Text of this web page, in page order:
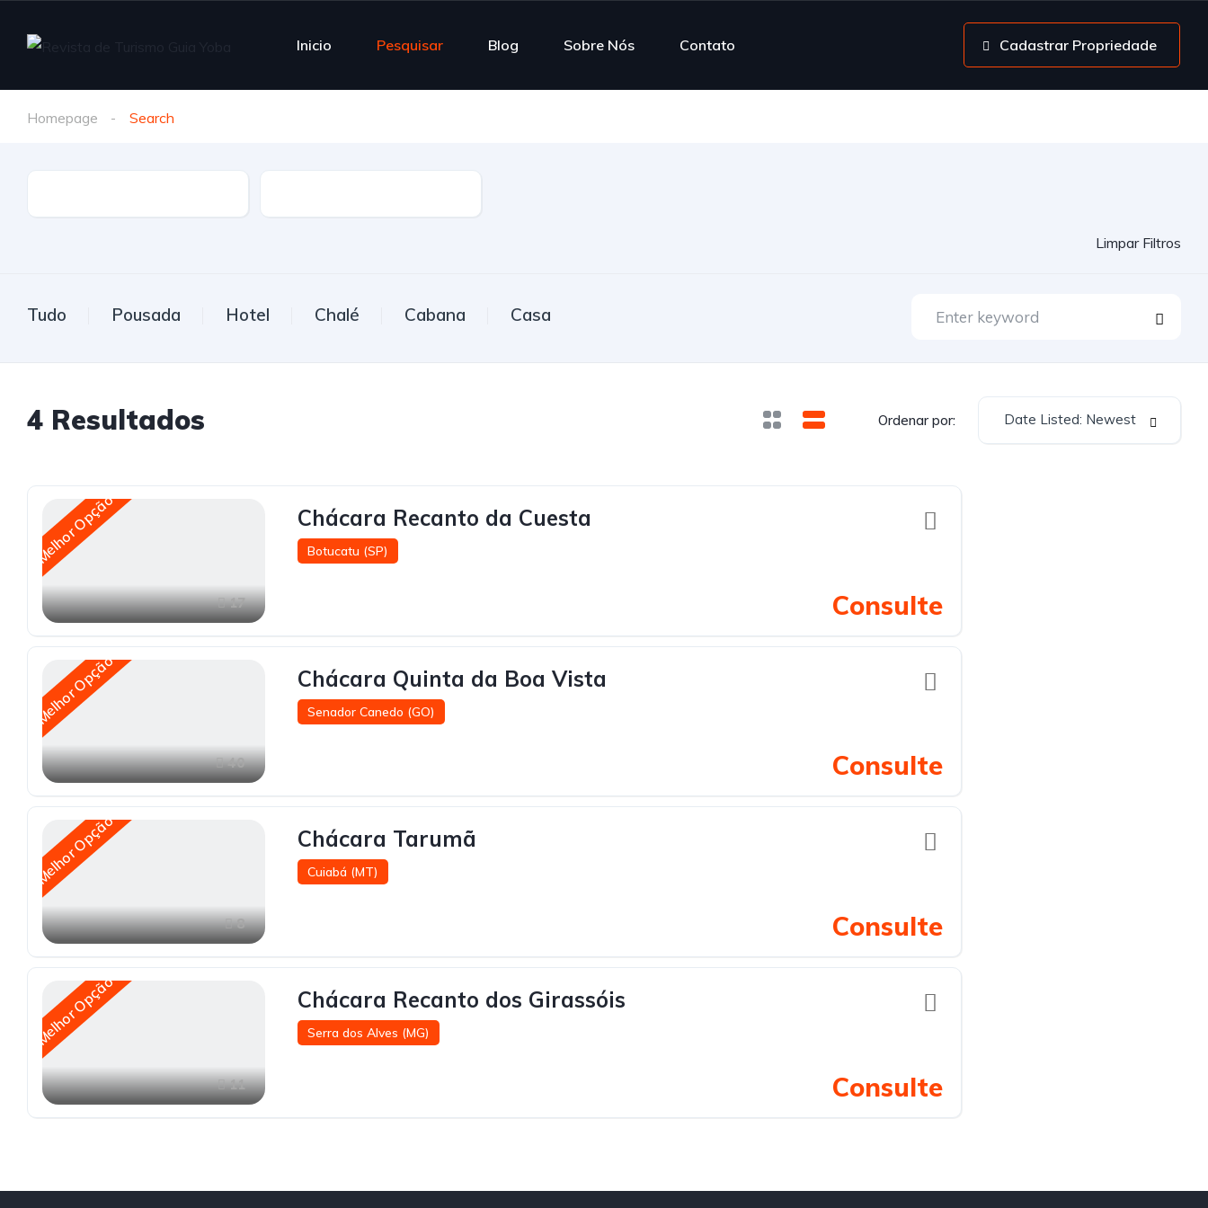
Inicio Pesquisar Blog Sobre Nós Contato Cadastrar Propriedade
Homepage Search
Limpar Filtros
Tudo Pousada Hotel Chalé Cabana Casa
4 Resultados Ordenar por: Date Listed: Newest
Melhor Opção
17
Chácara Recanto da Cuesta
Botucatu (SP)
Consulte
Melhor Opção
40
Chácara Quinta da Boa Vista
Senador Canedo (GO)
Consulte
Melhor Opção
8
Chácara Tarumã
Cuiabá (MT)
Consulte
Melhor Opção
11
Chácara Recanto dos Girassóis
Serra dos Alves (MG)
Consulte